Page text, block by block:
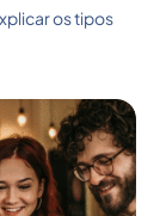
os tipos